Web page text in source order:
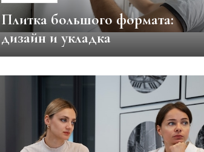
Плитка большого формата:
дизайн и укладка